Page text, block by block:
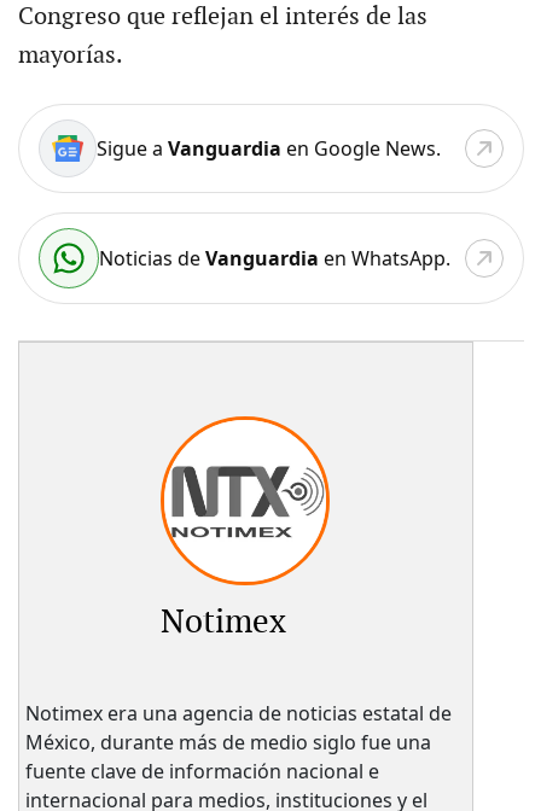
Congreso que reflejan el interés de las
mayorías.
Sigue a Vanguardia en Google News.
Noticias deVanguardia en WhatsApp.
Notimex
Notimex era una agencia de noticias estatal de
México, durante más de medio siglo fue una
fuente clave de información nacional e
internacional para medios, instituciones y el